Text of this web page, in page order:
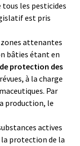
les pesticides
est pris
attenantes
bâties étant en
protection des
à la charge
Par
production, le
actives
la protection de la